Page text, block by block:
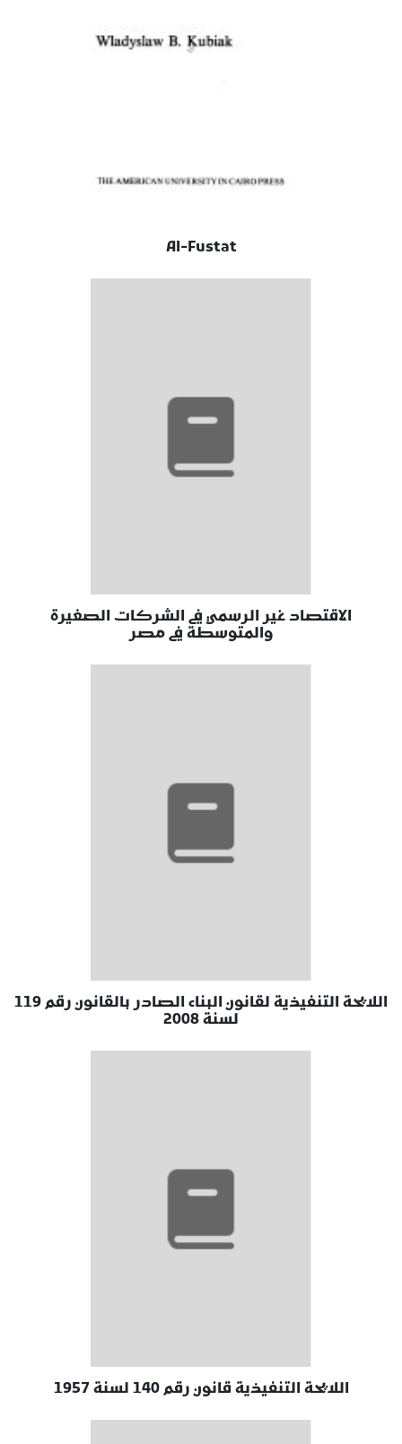
Al-Fustat
الاقتصاد غير الرسمي في الشركات الصغيرة
والمتوسطة في مصر
اللايحة التنفيذية لقانون البناء الصادر بالقانون رقم 119
لسنة 2008
اللايحة التنفيذية قانون رقم 140 لسنة 1957